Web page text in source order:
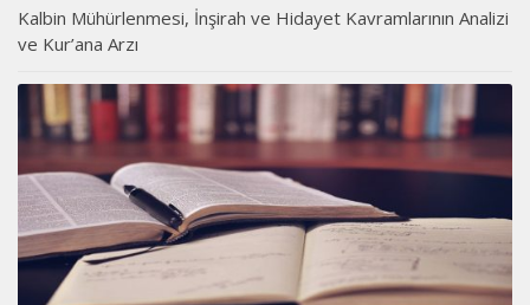
Kalbin Mühürlenmesi, İnşirah ve Hidayet Kavramlarının Analizi
ve Kur’ana Arzı